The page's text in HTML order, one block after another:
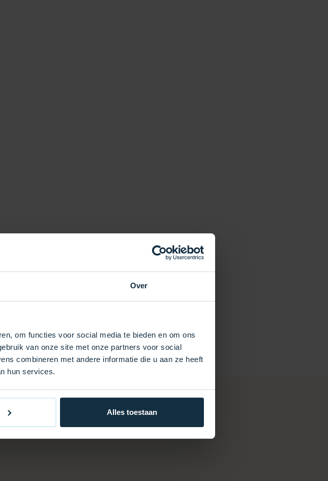
Over
om functies voor social media te bieden en om ons
van onze site met onze partners voor social
combineren met andere informatie die u aan ze heeft
hun services.
Alles toestaan